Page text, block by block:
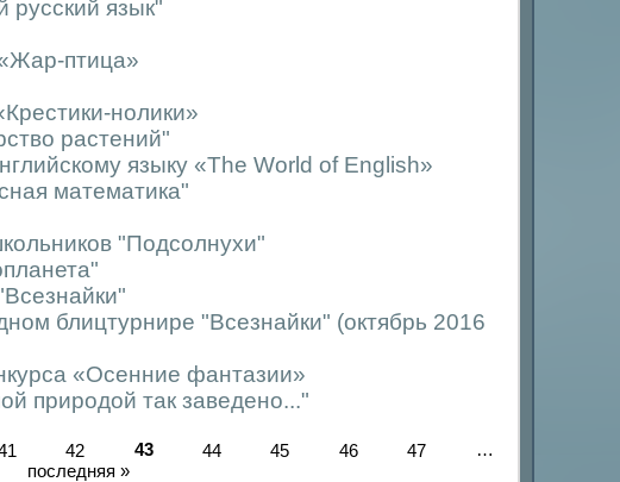
язык"
птица»
нолики»
растений"
языку «The World of English»
математика"
"Подсолнухи"
блицтурнире "Всезнайки" (октябрь 2016
«Осенние фантазии»
природой так заведено..."
42 43 44 45 46 47
…
последняя »